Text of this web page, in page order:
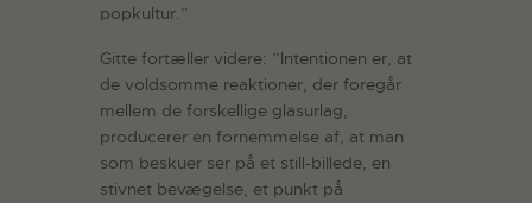
popkultur.”
Gitte fortæller videre: ”Intentionen er, at
de voldsomme reaktioner, der foregår
mellem de forskellige glasurlag,
producerer en fornemmelse af, at man
som beskuer ser på et still-billede, en
stivnet bevægelse, et punkt på